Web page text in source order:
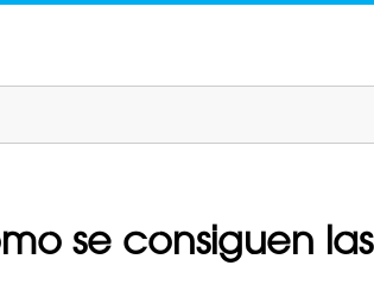
se consiguen las